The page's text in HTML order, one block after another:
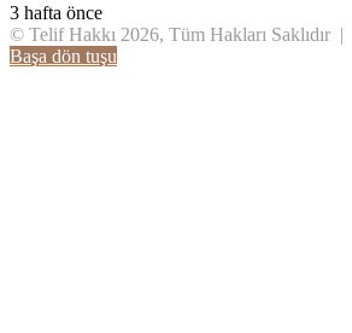
3 hafta önce
© Telif Hakkı 2026, Tüm Hakları Saklıdır |
Başa dön tuşu